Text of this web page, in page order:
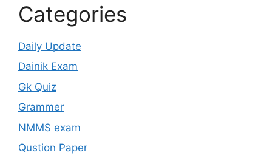
Categories
Daily Update
Dainik Exam
Gk Quiz
Grammer
NMMS exam
Qustion Paper